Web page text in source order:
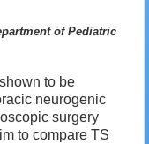
of Pediatric
to be
neurogenic
surgery
to compare TS